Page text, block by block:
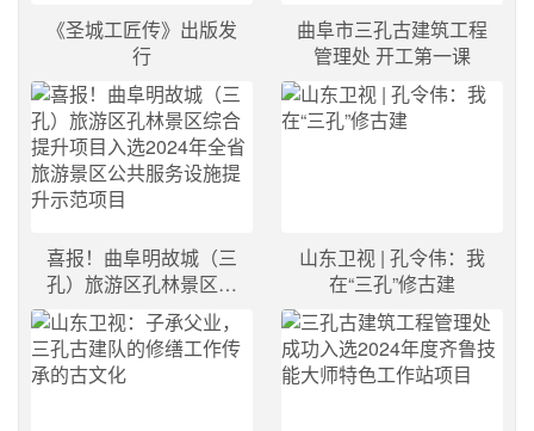
《圣城工匠传》出版发
行
曲阜市三孔古建筑工程
管理处 开工第一课
喜报！曲阜明故城（三
孔）旅游区孔林景区综
合提升项目入选2024年
全省旅游景区公共服务
设施提升示范项目
山东卫视 | 孔令伟：我
在“三孔”修古建